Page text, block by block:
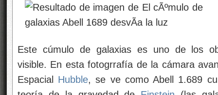
Este cúmulo de galaxias es uno de los
visible. En esta fotogrrafía de la cámara
Espacial Hubble, se ve como Abell 1.689